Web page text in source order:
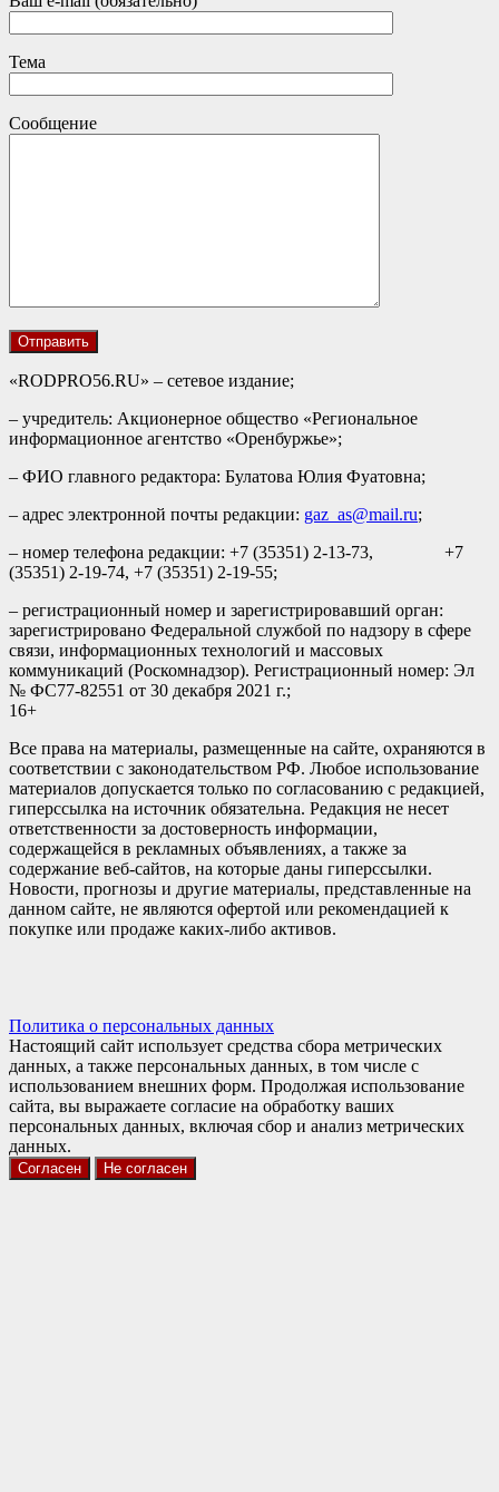
Тема
Сообщение
«RODPRO56.RU» – сетевое издание;
– учредитель: Акционерное общество «Региональное
информационное агентство «Оренбуржье»;
– ФИО главного редактора: Булатова Юлия Фуатовна;
– адрес электронной почты редакции: gaz_as@mail.ru;
– номер телефона редакции: +7 (35351) 2-13-73, +7
(35351) 2-19-74, +7 (35351) 2-19-55;
– регистрационный номер и зарегистрировавший орган:
зарегистрировано Федеральной службой по надзору в сфере
связи, информационных технологий и массовых
коммуникаций (Роскомнадзор). Регистрационный номер: Эл
№ ФС77-82551 от 30 декабря 2021 г.;
16+
Все права на материалы, размещенные на сайте, охраняются в
соответствии с законодательством РФ. Любое использование
материалов допускается только по согласованию с редакцией,
гиперссылка на источник обязательна. Редакция не несет
ответственности за достоверность информации,
содержащейся в рекламных объявлениях, а также за
содержание веб-сайтов, на которые даны гиперссылки.
Новости, прогнозы и другие материалы, представленные на
данном сайте, не являются офертой или рекомендацией к
покупке или продаже каких-либо активов.
Политика о персональных данных
Настоящий сайт использует средства сбора метрических
данных, а также персональных данных, в том числе с
использованием внешних форм. Продолжая использование
сайта, вы выражаете согласие на обработку ваших
персональных данных, включая сбор и анализ метрических
данных.
Согласен Не согласен